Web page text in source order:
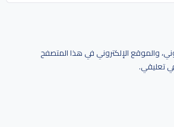
والموقع الإلكتروني في هذا المتصفح
تعليقي.